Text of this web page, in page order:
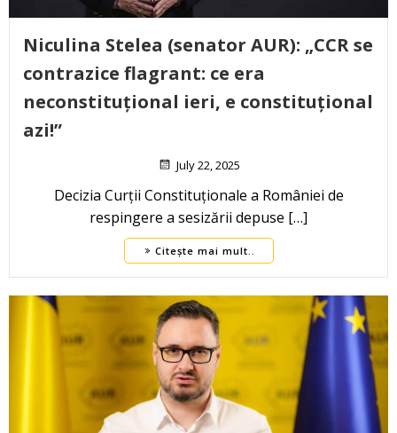
Niculina Stelea (senator AUR): „CCR se
contrazice flagrant: ce era
neconstituțional ieri, e constituțional
azi!”
July 22, 2025
Decizia Curții Constituționale a României de
respingere a sesizării depuse […]
Citește mai mult..